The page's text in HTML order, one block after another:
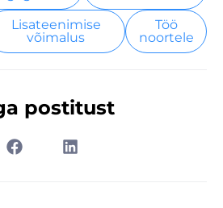
Lisateenimise
võimalus
Töö
noortele
postitust